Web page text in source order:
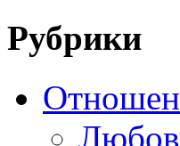
Рубрики